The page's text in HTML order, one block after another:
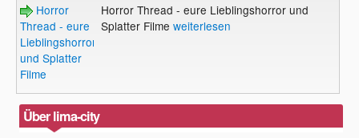
Horror
Thread - eure
Lieblingshorror
und Splatter
Filme
Horror Thread - eure Lieblingshorror und
Splatter Filme weiterlesen
Über lima-city